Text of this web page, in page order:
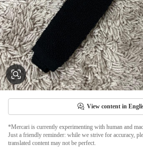
View content in
*Mercari is currently experimenting with human and
Just a friendly reminder: while we strive for accuracy,
translated content may not be perfect.